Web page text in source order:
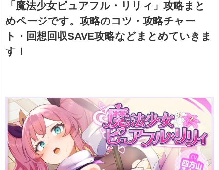
「魔法少女ピュアフル・リリィ」攻略まと
めページです。攻略のコツ・攻略チャー
ト・回想回収SAVE攻略などまとめていきま
す！